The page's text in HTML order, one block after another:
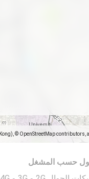
© OpenStreetMap contributors,
حسب المشغل